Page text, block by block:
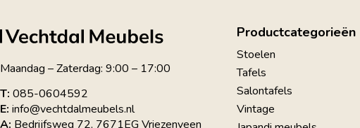
Maandag – Zaterdag: 9:00 – 17:00
T: 085-0604592
E: info@vechtdalmeubels.nl
A: Bedrijfsweg 72, 7671EG Vriezenveen
Productcategorieën
Stoelen
Tafels
Salontafels
Vintage